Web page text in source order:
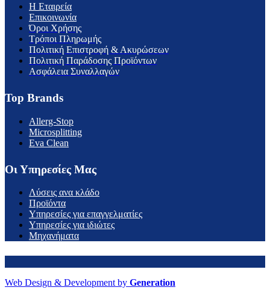
H Εταιρεία
Επικοινωνία
Όροι Χρήσης
Τρόποι Πληρωμής
Πολιτική Επιστροφή & Ακυρώσεων
Πολιτική Παράδοσης Προϊόντων
Ασφάλεια Συναλλαγών
Top Brands
Allerg-Stop
Microsplitting
Eva Clean
Οι Υπηρεσίες Μας
Λύσεις ανα κλάδο
Προϊόντα
Υπηρεσίες για επαγγελματίες
Υπηρεσίες για ιδιώτες
Μηχανήματα
Web Design & Development by Generation